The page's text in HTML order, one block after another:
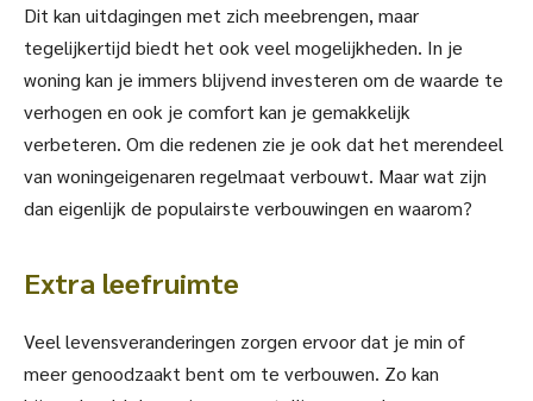
Dit kan uitdagingen met zich meebrengen, maar
tegelijkertijd biedt het ook veel mogelijkheden. In je
woning kan je immers blijvend investeren om de waarde te
verhogen en ook je comfort kan je gemakkelijk
verbeteren. Om die redenen zie je ook dat het merendeel
van woningeigenaren regelmaat verbouwt. Maar wat zijn
dan eigenlijk de populairste verbouwingen en waarom?
Extra leefruimte
Veel levensveranderingen zorgen ervoor dat je min of
meer genoodzaakt bent om te verbouwen. Zo kan